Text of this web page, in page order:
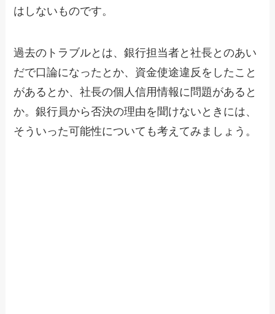
はしないものです。
過去のトラブルとは、銀行担当者と社長とのあい
だで口論になったとか、資金使途違反をしたこと
があるとか、社長の個人信用情報に問題があると
か。銀行員から否決の理由を聞けないときには、
そういった可能性についても考えてみましょう。